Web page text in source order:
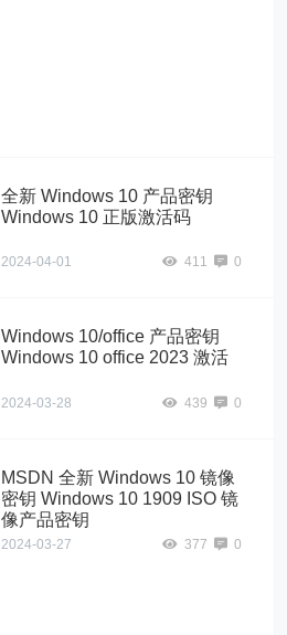
全新 Windows 10 产品密钥
Windows 10 正版激活码
2024-04-01 411 0
Windows 10/office 产品密钥
Windows 10 office 2023 激活
2024-03-28 439 0
MSDN 全新 Windows 10 镜像
密钥 Windows 10 1909 ISO 镜
像产品密钥
2024-03-27 377 0